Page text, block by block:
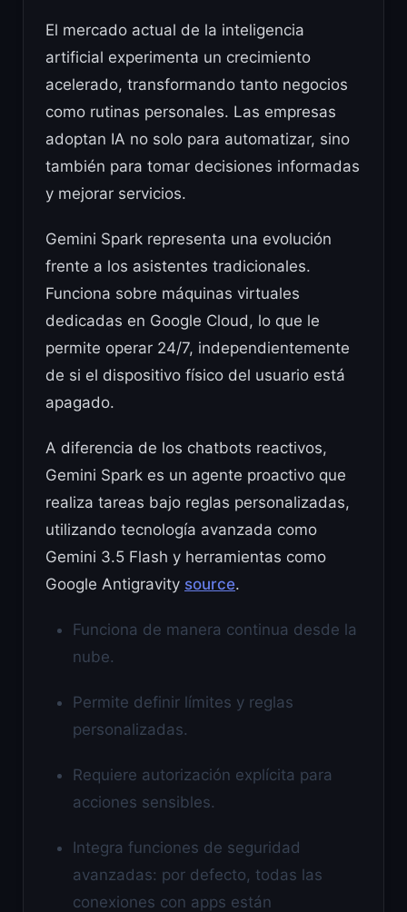
El mercado actual de la inteligencia
artificial experimenta un crecimiento
acelerado, transformando tanto negocios
como rutinas personales. Las empresas
adoptan IA no solo para automatizar, sino
también para tomar decisiones informadas
y mejorar servicios.
Gemini Spark representa una evolución
frente a los asistentes tradicionales.
Funciona sobre máquinas virtuales
dedicadas en Google Cloud, lo que le
permite operar 24/7, independientemente
de si el dispositivo físico del usuario está
apagado.
A diferencia de los chatbots reactivos,
Gemini Spark es un agente proactivo que
realiza tareas bajo reglas personalizadas,
utilizando tecnología avanzada como
Gemini 3.5 Flash y herramientas como
Google Antigravity source.
Funciona de manera continua desde la
nube.
Permite definir límites y reglas
personalizadas.
Requiere autorización explícita para
acciones sensibles.
Integra funciones de seguridad
avanzadas: por defecto, todas las
conexiones con apps están